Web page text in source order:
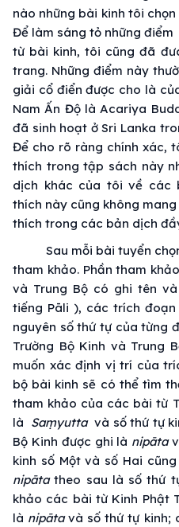
nào những bài kinh tôi
Để làm sáng tỏ những
từ bài kinh, tôi cũng đã
trang. Những điểm này
giải cổ điển được cho là
Nam Ấn Độ là Acariya
đã sinh hoạt ở Sri Lanka
Để cho rõ ràng chính xác,
thích trong tập sách này
dịch khác của tôi về các
thích này cũng không
thích trong các bản dịch
Sau mỗi bài tuyển chọn
tham khảo. Phần tham
và Trung Bộ có ghi tên
tiếng Pāli ), các trích
nguyên số thứ tự của từng
Trường Bộ Kinh và Trung
muốn xác định vị trí của
bộ bài kinh sẽ có thể tìm
tham khảo của các bài từ
là Saṃyutta và số thứ tự
Bộ Kinh được ghi là nipāta
kinh số Một và số Hai
nipātatheo sau là số thứ
khảo các bài từ Kinh Phật
là nipātavà số thứ tự kinh;